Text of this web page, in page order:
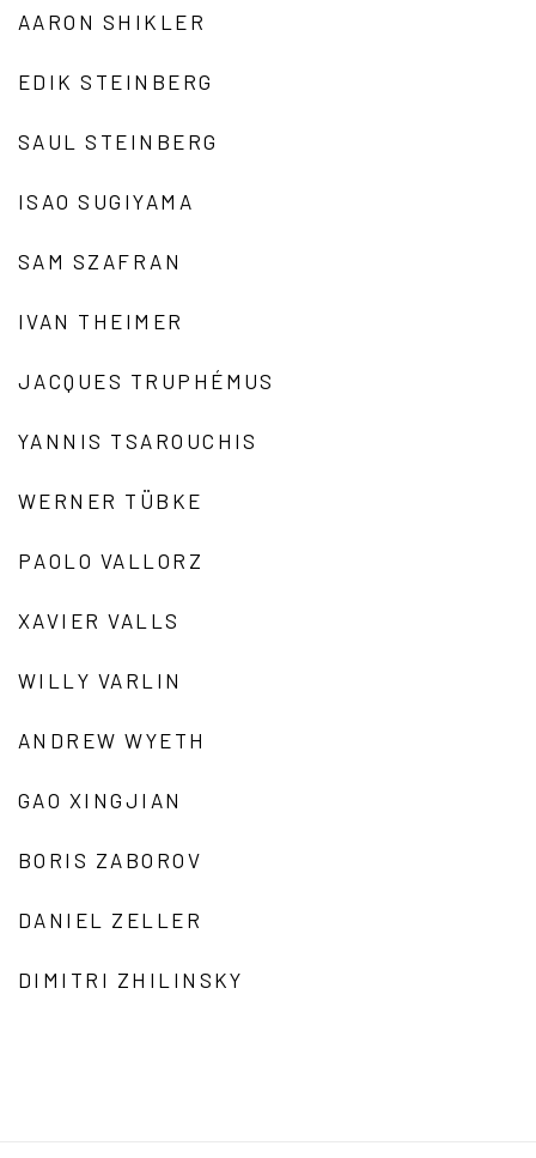
AARON SHIKLER
EDIK STEINBERG
SAUL STEINBERG
ISAO SUGIYAMA
SAM SZAFRAN
IVAN THEIMER
JACQUES TRUPHÉMUS
YANNIS TSAROUCHIS
WERNER TÜBKE
PAOLO VALLORZ
XAVIER VALLS
WILLY VARLIN
ANDREW WYETH
GAO XINGJIAN
BORIS ZABOROV
DANIEL ZELLER
DIMITRI ZHILINSKY